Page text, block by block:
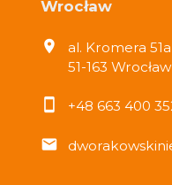
Wrocław
al. Kromera 51a
51-163 Wrocław
+48 663 400